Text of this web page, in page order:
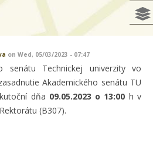
on Wed, 05/03/2023 - 07:47
senátu Technickej univerzity vo
Akademického senátu TU
dňa 09.05.2023 o 13:00 h v
(B307).